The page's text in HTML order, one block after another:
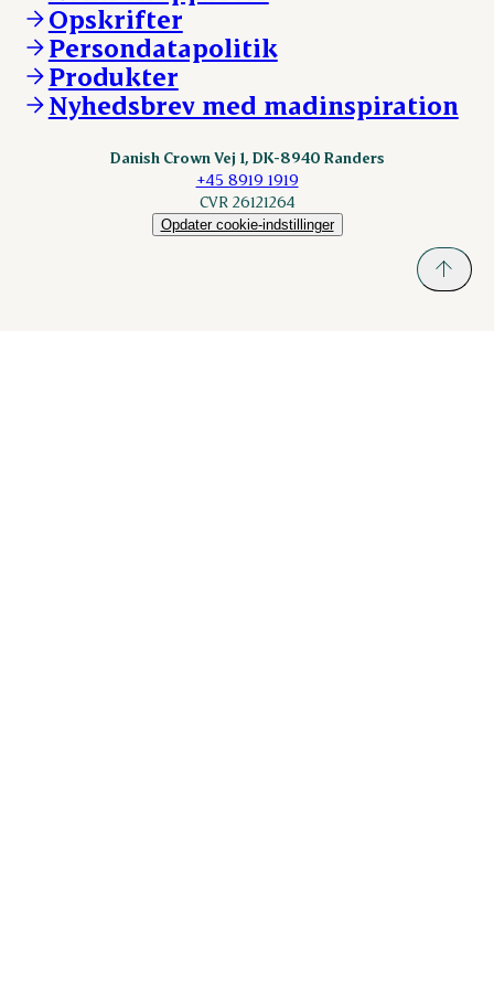
Kontakt
ESS-FOOD.com
Fonden Dansk Gastronomi
KLS.se
nordicspoor.com
Scanhide.dk
Opskrifter
Persondatapolitik
Produkter
Nyhedsbrev med madinspiration
Danish Crown Vej 1, DK-8940 Randers
+45 8919 1919
CVR 26121264
Opdater cookie-indstillinger